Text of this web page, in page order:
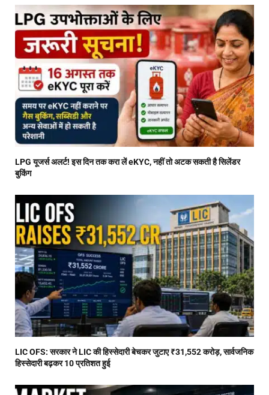
LPG यूजर्स अलर्ट! इस दिन तक करा लें eKYC, नहीं तो अटक सकती है सिलेंडर
बुकिंग
LIC OFS: सरकार ने LIC की हिस्सेदारी बेचकर जुटाए ₹31,552 करोड़, सार्वजनिक
हिस्सेदारी बढ़कर 10 प्रतिशत हुई